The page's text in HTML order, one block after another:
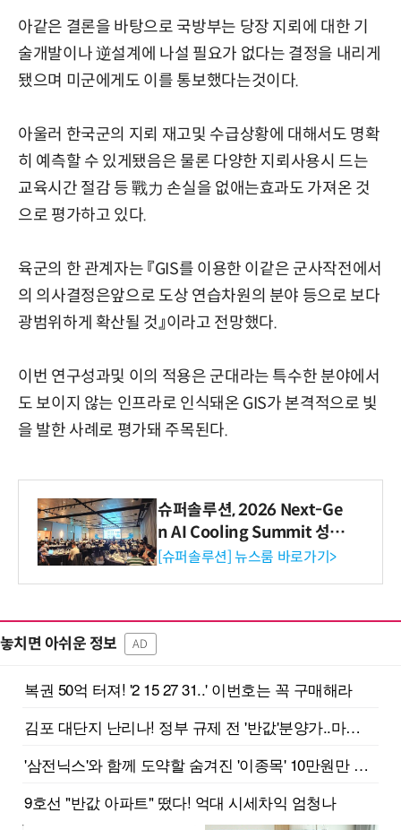
아같은 결론을 바탕으로 국방부는 당장 지뢰에 대한 기
술개발이나 逆설계에 나설 필요가 없다는 결정을 내리게
됐으며 미군에게도 이를 통보했다는것이다.
아울러 한국군의 지뢰 재고및 수급상황에 대해서도 명확
히 예측할 수 있게됐음은 물론 다양한 지뢰사용시 드는
교육시간 절감 등 戰力 손실을 없애는효과도 가져온 것
으로 평가하고 있다.
육군의 한 관계자는 『GIS를 이용한 이같은 군사작전에서
의 의사결정은앞으로 도상 연습차원의 분야 등으로 보다
광범위하게 확산될 것』이라고 전망했다.
이번 연구성과및 이의 적용은 군대라는 특수한 분야에서
도 보이지 않는 인프라로 인식돼온 GIS가 본격적으로 빛
을 발한 사례로 평가돼 주목된다.
슈퍼솔루션, 2026 Next-Ge
n AI Cooling Summit 성황
리 성료
[슈퍼솔루션] 뉴스룸 바로가기>
놓치면 아쉬운 정보 AD